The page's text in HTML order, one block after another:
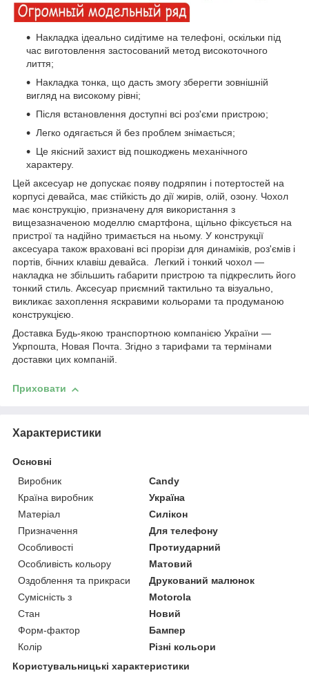
Накладка ідеально сидітиме на телефоні, оскільки під
час виготовлення застосований метод високоточного
лиття;
Накладка тонка, що дасть змогу зберегти зовнішній
вигляд на високому рівні;
Після встановлення доступні всі роз'єми пристрою;
Легко одягається й без проблем знімається;
Це якісний захист від пошкоджень механічного
характеру.
Цей аксесуар не допускає появу подряпин і потертостей на
корпусі девайса, має стійкість до дії жирів, олій, озону. Чохол
має конструкцію, призначену для використання з
вищезазначеною моделлю смартфона, щільно фіксується на
пристрої та надійно тримається на ньому. У конструкції
аксесуара також враховані всі прорізи для динаміків, роз'ємів і
портів, бічних клавіш девайса. Легкий і тонкий чохол —
накладка не збільшить габарити пристрою та підкреслить його
тонкий стиль. Аксесуар приємний тактильно та візуально,
викликає захоплення яскравими кольорами та продуманою
конструкцією.
Доставка Будь-якою транспортною компанією України —
Укрпошта, Новая Почта. Згідно з тарифами та термінами
доставки цих компаній.
Приховати
Характеристики
Основні
Виробник
Candy
Країна виробник
Україна
Матеріал
Силікон
Призначення
Для телефону
Особливості
Протиударний
Особливість кольору
Матовий
Оздоблення та прикраси
Друкований малюнок
Сумісність з
Motorola
Стан
Новий
Форм-фактор
Бампер
Колір
Різні кольори
Користувальницькі характеристики